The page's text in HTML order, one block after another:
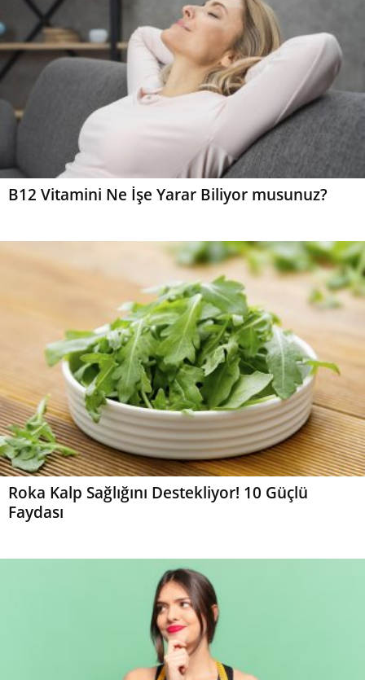
B12 Vitamini Ne İşe Yarar Biliyor musunuz?
Roka Kalp Sağlığını Destekliyor! 10 Güçlü
Faydası